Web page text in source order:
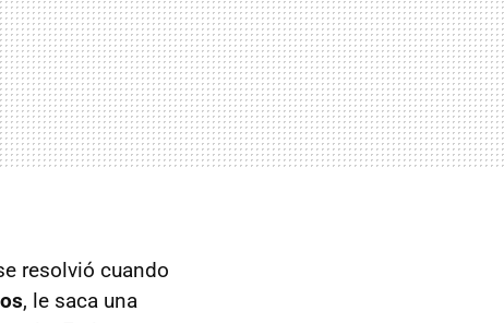
resolvió cuando
, le saca una